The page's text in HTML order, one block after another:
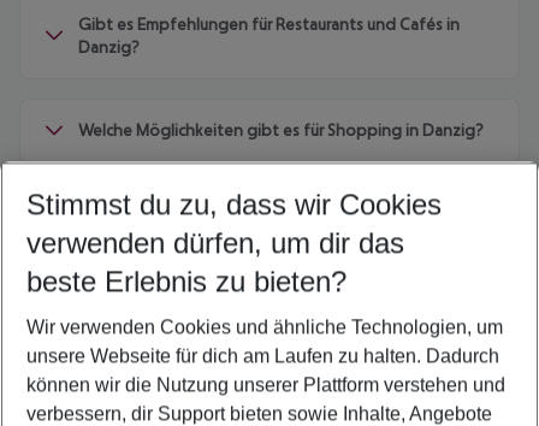
Gibt es Empfehlungen für Restaurants und Cafés in
Danzig?
Welche Möglichkeiten gibt es für Shopping in Danzig?
Wie ist das Wetter in Danzig, und was ist die beste
Reisezeit?
Quicklinks
Stimmst du zu, dass wir Cookies
verwenden dürfen, um dir das
beste Erlebnis zu bieten?
Wir verwenden Cookies und ähnliche Technologien, um
unsere Webseite für dich am Laufen zu halten. Dadurch
können wir die Nutzung unserer Plattform verstehen und
verbessern, dir Support bieten sowie Inhalte, Angebote